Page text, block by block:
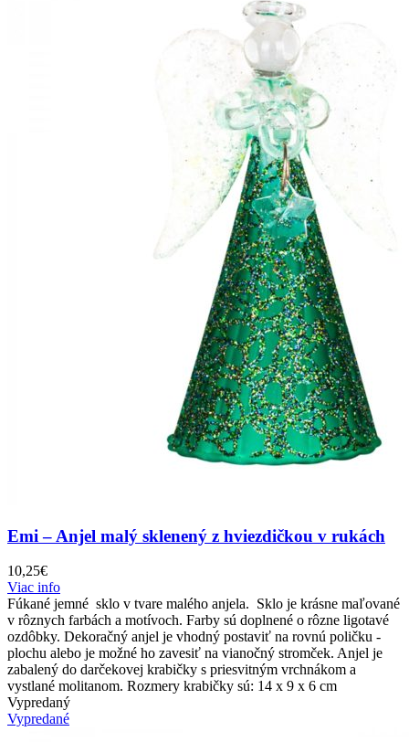
Emi – Anjel malý sklenený z hviezdičkou v rukách
10,25€
Viac info
Fúkané jemné sklo v tvare malého anjela. Sklo je krásne maľované
v rôznych farbách a motívoch. Farby sú doplnené o rôzne ligotavé
ozdôbky. Dekoračný anjel je vhodný postaviť na rovnú poličku -
plochu alebo je možné ho zavesiť na vianočný stromček. Anjel je
zabalený do darčekovej krabičky s priesvitným vrchnákom a
vystlané molitanom. Rozmery krabičky sú: 14 x 9 x 6 cm
Vypredaný
Vypredané